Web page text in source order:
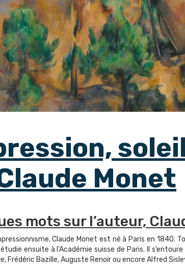
Monet
mots sur l’auteur,
Claude Monet est né à Paris en 1840.
ensuite à l’Académie suisse de Paris. Il
Frédéric Bazille, Auguste Renoir ou encore Alfred